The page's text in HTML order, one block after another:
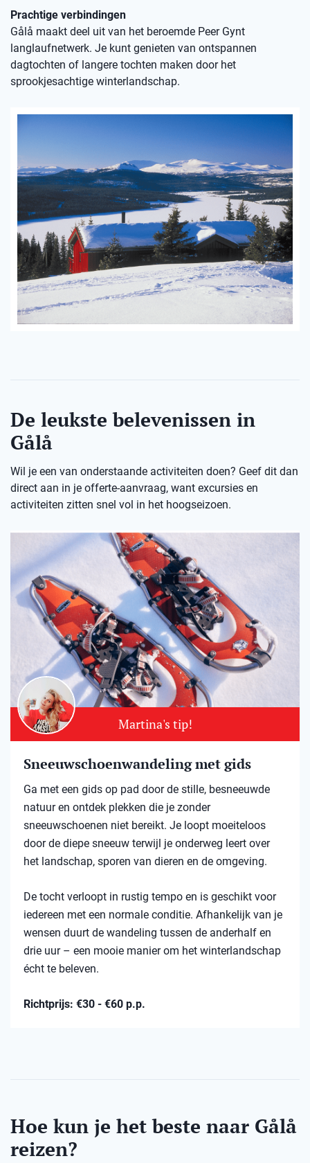
Prachtige verbindingen
Gålå maakt deel uit van het beroemde Peer Gynt
langlaufnetwerk. Je kunt genieten van ontspannen
dagtochten of langere tochten maken door het
sprookjesachtige winterlandschap.
De leukste belevenissen in
Gålå
Wil je een van onderstaande activiteiten doen? Geef dit dan
direct aan in je offerte-aanvraag, want excursies en
activiteiten zitten snel vol in het hoogseizoen.
Martina's tip!
Sneeuwschoenwandeling met gids
Ga met een gids op pad door de stille, besneeuwde
natuur en ontdek plekken die je zonder
sneeuwschoenen niet bereikt. Je loopt moeiteloos
door de diepe sneeuw terwijl je onderweg leert over
het landschap, sporen van dieren en de omgeving.
De tocht verloopt in rustig tempo en is geschikt voor
iedereen met een normale conditie. Afhankelijk van je
wensen duurt de wandeling tussen de anderhalf en
drie uur – een mooie manier om het winterlandschap
écht te beleven.
Richtprijs: €30 - €60 p.p.
Hoe kun je het beste naar Gålå
reizen?